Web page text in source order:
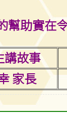
助實在
講故事
家長